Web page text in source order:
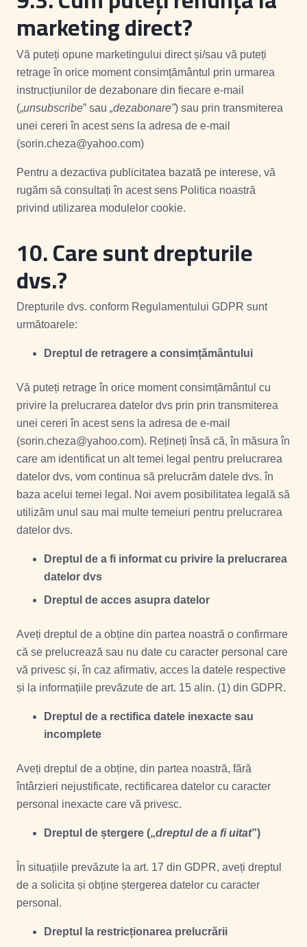
marketing direct?
Vă puteți opune marketingului direct și/sau vă puteți
retrage în orice moment consimțământul prin urmarea
instrucțiunilor de dezabonare din fiecare e-mail
(„unsubscribe” sau „dezabonare”) sau prin transmiterea
unei cereri în acest sens la adresa de e-mail
(sorin.cheza@yahoo.com)
Pentru a dezactiva publicitatea bazată pe interese, vă
rugăm să consultați în acest sens Politica noastră
privind utilizarea modulelor cookie.
10. Care sunt drepturile
dvs.?
Drepturile dvs. conform Regulamentului GDPR sunt
următoarele:
Dreptul de retragere a consimțământului
Vă puteți retrage în orice moment consimțământul cu
privire la prelucrarea datelor dvs prin prin transmiterea
unei cereri în acest sens la adresa de e-mail
(sorin.cheza@yahoo.com). Rețineți însă că, în măsura în
care am identificat un alt temei legal pentru prelucrarea
datelor dvs, vom continua să prelucrăm datele dvs. în
baza acelui temei legal. Noi avem posibilitatea legală să
utilizăm unul sau mai multe temeiuri pentru prelucrarea
datelor dvs.
Dreptul de a fi informat cu privire la prelucrarea
datelor dvs
Dreptul de acces asupra datelor
Aveți dreptul de a obține din partea noastră o confirmare
că se prelucrează sau nu date cu caracter personal care
vă privesc și, în caz afirmativ, acces la datele respective
și la informațiile prevăzute de art. 15 alin. (1) din GDPR.
Dreptul de a rectifica datele inexacte sau
incomplete
Aveți dreptul de a obține, din partea noastră, fără
întârzieri nejustificate, rectificarea datelor cu caracter
personal inexacte care vă privesc.
Dreptul de ștergere („dreptul de a fi uitat”)
În situațiile prevăzute la art. 17 din GDPR, aveți dreptul
de a solicita și obține ștergerea datelor cu caracter
personal.
Dreptul la restricționarea prelucrării